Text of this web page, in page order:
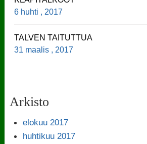
6 huhti , 2017
TALVEN TAITUTTUA
31 maalis , 2017
Arkisto
elokuu 2017
huhtikuu 2017